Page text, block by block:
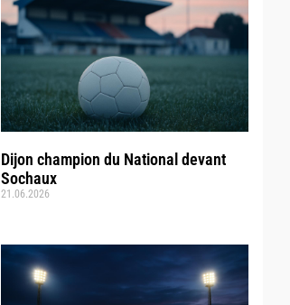
Dijon champion du National devant
Sochaux
21.06.2026